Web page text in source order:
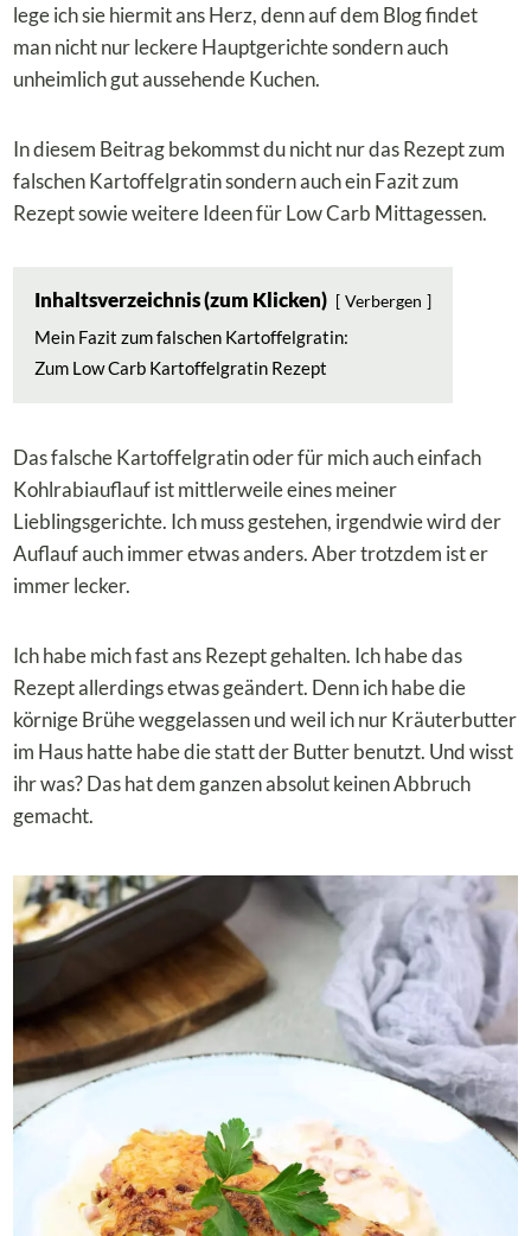
lege ich sie hiermit ans Herz, denn auf dem Blog findet
man nicht nur leckere Hauptgerichte sondern auch
unheimlich gut aussehende Kuchen.
In diesem Beitrag bekommst du nicht nur das Rezept zum
falschen Kartoffelgratin sondern auch ein Fazit zum
Rezept sowie weitere Ideen für Low Carb Mittagessen.
Inhaltsverzeichnis (zum Klicken) Verbergen
Mein Fazit zum falschen Kartoffelgratin:
Zum Low Carb Kartoffelgratin Rezept
Das falsche Kartoffelgratin oder für mich auch einfach
Kohlrabiauflauf ist mittlerweile eines meiner
Lieblingsgerichte. Ich muss gestehen, irgendwie wird der
Auflauf auch immer etwas anders. Aber trotzdem ist er
immer lecker.
Ich habe mich fast ans Rezept gehalten. Ich habe das
Rezept allerdings etwas geändert. Denn ich habe die
körnige Brühe weggelassen und weil ich nur Kräuterbutter
im Haus hatte habe die statt der Butter benutzt. Und wisst
ihr was? Das hat dem ganzen absolut keinen Abbruch
gemacht.